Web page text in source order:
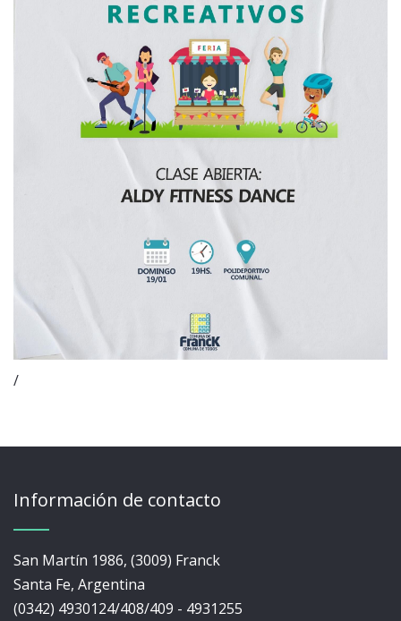
/
Información de contacto
San Martín 1986, (3009) Franck
Santa Fe, Argentina
(0342) 4930124/408/409 - 4931255